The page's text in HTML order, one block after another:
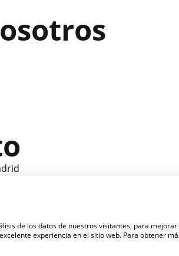
HumaniA
de los datos de nuestros visitantes, para
experiencia en el sitio web. Para obtener